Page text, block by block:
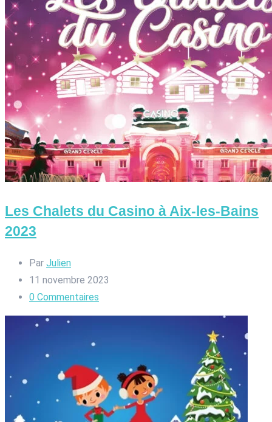
Les Chalets du Casino à Aix-les-Bains
2023
Par Julien
11 novembre 2023
0 Commentaires